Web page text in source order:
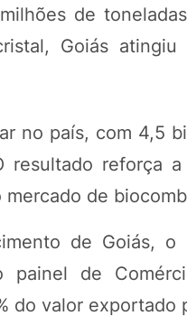
de
Goiás
no país, com 4,5
resultado reforça
de
de Goiás, o
painel de
do valor exportado